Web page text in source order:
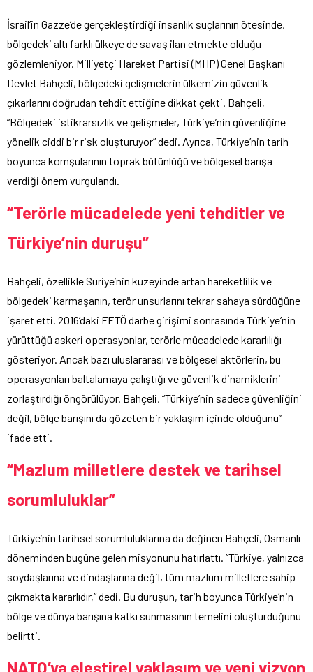
İsrail’in Gazze’de gerçekleştirdiği insanlık suçlarının ötesinde,
bölgedeki altı farklı ülkeye de savaş ilan etmekte olduğu
gözlemleniyor. Milliyetçi Hareket Partisi (MHP) Genel Başkanı
Devlet Bahçeli, bölgedeki gelişmelerin ülkemizin güvenlik
çıkarlarını doğrudan tehdit ettiğine dikkat çekti. Bahçeli,
“Bölgedeki istikrarsızlık ve gelişmeler, Türkiye’nin güvenliğine
yönelik ciddi bir risk oluşturuyor” dedi. Ayrıca, Türkiye’nin tarih
boyunca komşularının toprak bütünlüğü ve bölgesel barışa
verdiği önem vurgulandı.
“Terörle mücadelede yeni tehditler ve
Türkiye’nin duruşu”
Bahçeli, özellikle Suriye’nin kuzeyinde artan hareketlilik ve
bölgedeki karmaşanın, terör unsurlarını tekrar sahaya sürdüğüne
işaret etti. 2016’daki FETÖ darbe girişimi sonrasında Türkiye’nin
yürüttüğü askeri operasyonlar, terörle mücadelede kararlılığı
gösteriyor. Ancak bazı uluslararası ve bölgesel aktörlerin, bu
operasyonları baltalamaya çalıştığı ve güvenlik dinamiklerini
zorlaştırdığı öngörülüyor. Bahçeli, “Türkiye’nin sadece güvenliğini
değil, bölge barışını da gözeten bir yaklaşım içinde olduğunu”
ifade etti.
“Mazlum milletlere destek ve tarihsel
sorumluluklar”
Türkiye’nin tarihsel sorumluluklarına da değinen Bahçeli, Osmanlı
döneminden bugüne gelen misyonunu hatırlattı. “Türkiye, yalnızca
soydaşlarına ve dindaşlarına değil, tüm mazlum milletlere sahip
çıkmakta kararlıdır,” dedi. Bu duruşun, tarih boyunca Türkiye’nin
bölge ve dünya barışına katkı sunmasının temelini oluşturduğunu
belirtti.
NATO’ya eleştirel yaklaşım ve yeni vizyon